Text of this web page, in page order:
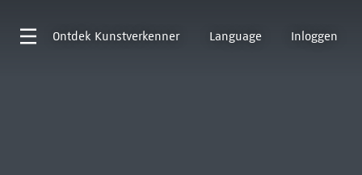
Ontdek Kunstverkenner Language Inloggen